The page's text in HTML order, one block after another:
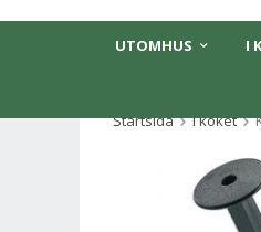
UTOMHUS I
Startsida
I köket